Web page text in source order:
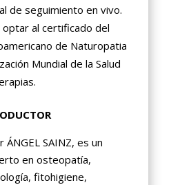
de seguimiento en vivo.
optar al certificado del
de Naturopatia
Mundial de la Salud
SAINZ, es un
en osteopatía,
fitohigiene,